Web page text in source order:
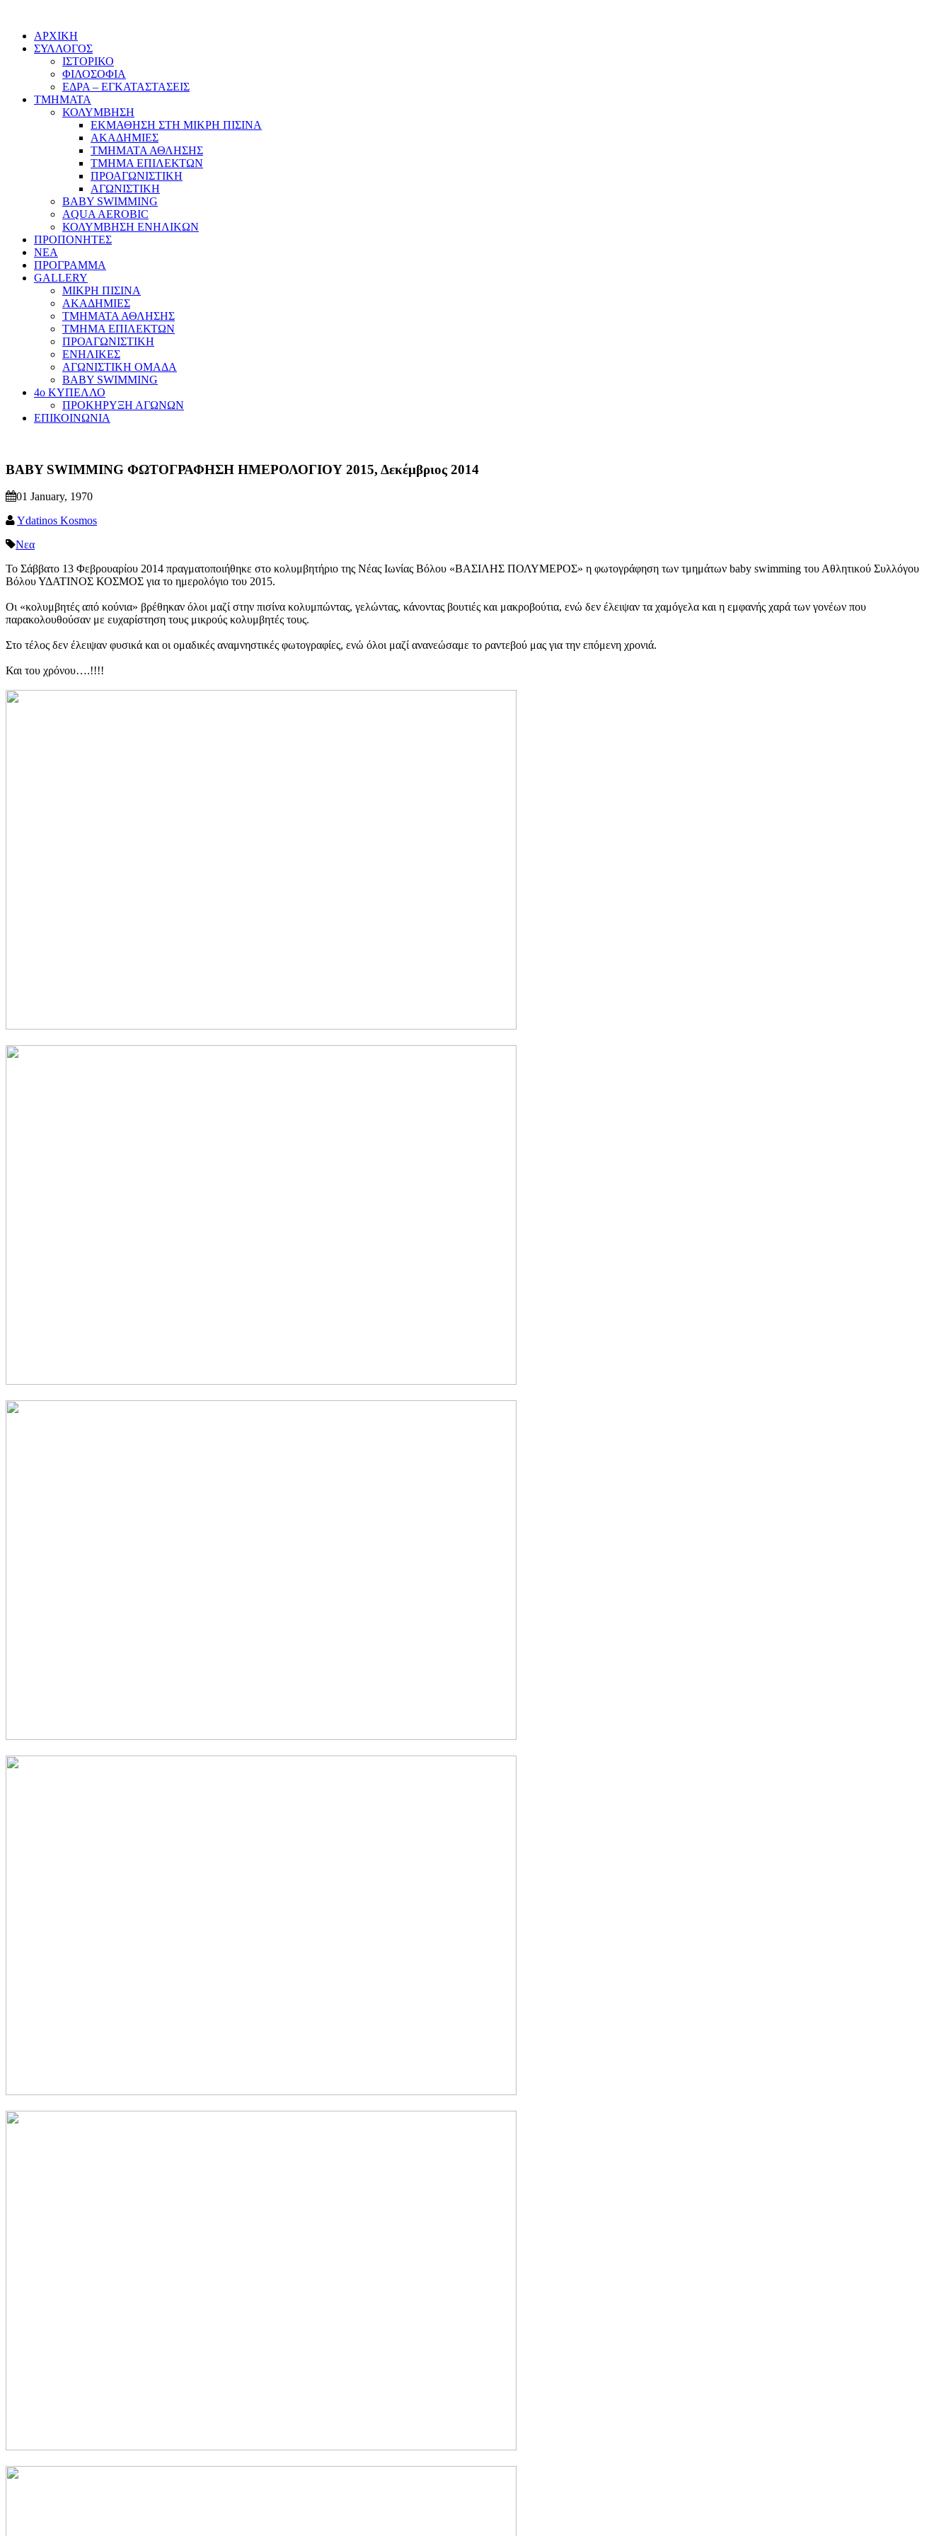
ΑΡΧΙΚΗ
ΣΥΛΛΟΓΟΣ
ΙΣΤΟΡΙΚΟ
ΦΙΛΟΣΟΦΙΑ
ΕΔΡΑ – ΕΓΚΑΤΑΣΤΑΣΕΙΣ
ΤΜΗΜΑΤΑ
ΚΟΛΥΜΒΗΣΗ
ΕΚΜΑΘΗΣΗ ΣΤΗ ΜΙΚΡΗ ΠΙΣΙΝΑ
ΑΚΑΔΗΜΙΕΣ
ΤΜΗΜΑΤΑ ΑΘΛΗΣΗΣ
ΤΜΗΜΑ ΕΠΙΛΕΚΤΩΝ
ΠΡΟΑΓΩΝΙΣΤΙΚΗ
ΑΓΩΝΙΣΤΙΚΗ
BABY SWIMMING
AQUA AEROBIC
ΚΟΛΥΜΒΗΣΗ ΕΝΗΛΙΚΩΝ
ΠΡΟΠΟΝΗΤΕΣ
ΝΕΑ
ΠΡΟΓΡΑΜΜΑ
GALLERY
ΜΙΚΡΗ ΠΙΣΙΝΑ
ΑΚΑΔΗΜΙΕΣ
ΤΜΗΜΑΤΑ ΑΘΛΗΣΗΣ
ΤΜΗΜΑ ΕΠΙΛΕΚΤΩΝ
ΠΡΟΑΓΩΝΙΣΤΙΚΗ
ΕΝΗΛΙΚΕΣ
ΑΓΩΝΙΣΤΙΚΗ ΟΜΑΔΑ
BABY SWIMMING
4ο ΚΥΠΕΛΛΟ
ΠΡΟΚΗΡΥΞΗ ΑΓΩΝΩΝ
ΕΠΙΚΟΙΝΩΝΙΑ
BABY SWIMMING ΦΩΤΟΓΡΑΦΗΣΗ ΗΜΕΡΟΛΟΓΙΟΥ 2015, Δεκέμβριος 2014
01 January, 1970
Ydatinos Kosmos
Νεα
Το Σάββατο 13 Φεβρουαρίου 2014 πραγματοποιήθηκε στο κολυμβητήριο της Νέας Ιωνίας Βόλου «ΒΑΣΙΛΗΣ ΠΟΛΥΜΕΡΟΣ» η φωτογράφηση των τμημάτων baby swimming του Αθλητικού Συλλόγου
Βόλου ΥΔΑΤΙΝΟΣ ΚΟΣΜΟΣ για το ημερολόγιο του 2015.
Οι «κολυμβητές από κούνια» βρέθηκαν όλοι μαζί στην πισίνα κολυμπώντας, γελώντας, κάνοντας βουτιές και μακροβούτια, ενώ δεν έλειψαν τα χαμόγελα και η εμφανής χαρά των γονέων που
παρακολουθούσαν με ευχαρίστηση τους μικρούς κολυμβητές τους.
Στο τέλος δεν έλειψαν φυσικά και οι ομαδικές αναμνηστικές φωτογραφίες, ενώ όλοι μαζί ανανεώσαμε το ραντεβού μας για την επόμενη χρονιά.
Και του χρόνου….!!!!